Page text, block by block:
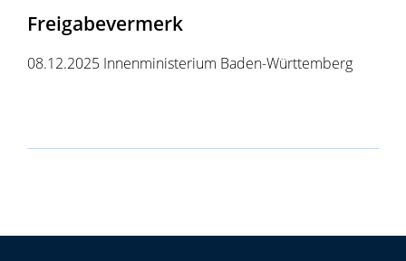
Freigabevermerk
08.12.2025 Innenministerium Baden-Württemberg